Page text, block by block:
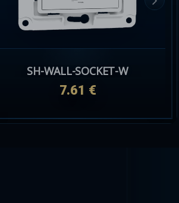
SH-WALL-SOCKET-W
7.61 €